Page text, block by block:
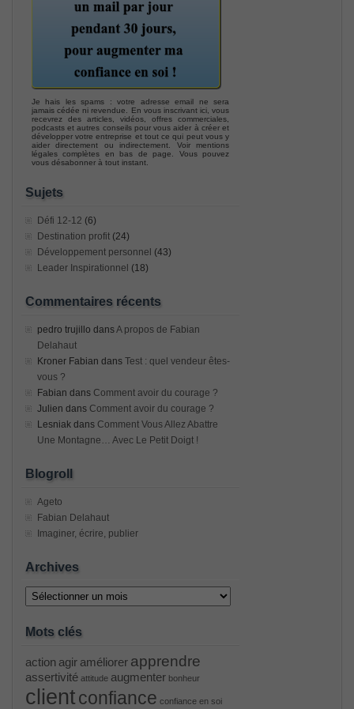
Je hais les spams : votre adresse email ne sera
jamais cédée ni revendue. En vous inscrivant ici, vous
recevrez des articles, vidéos, offres commerciales,
podcasts et autres conseils pour vous aider à créer et
développer votre entreprise et tout ce qui peut vous y
aider directement ou indirectement. Voir mentions
légales complètes en bas de page. Vous pouvez
vous désabonner à tout instant.
Sujets
Défi 12-12 (6)
Destination profit (24)
Développement personnel (43)
Leader Inspirationnel (18)
Commentaires récents
pedro trujillo dansA propos de Fabian
Delahaut
Kroner Fabian dans Test : quel vendeur êtes-
vous ?
Fabian dans Comment avoir du courage ?
Julien dans Comment avoir du courage ?
Lesniak dans Comment Vous Allez Abattre
Une Montagne… Avec Le Petit Doigt !
Blogroll
Ageto
Fabian Delahaut
Imaginer, écrire, publier
Archives
Archives
Mots clés
action agir améliorer apprendre
assertivité attitude augmenter bonheur
client confiance confiance en soi